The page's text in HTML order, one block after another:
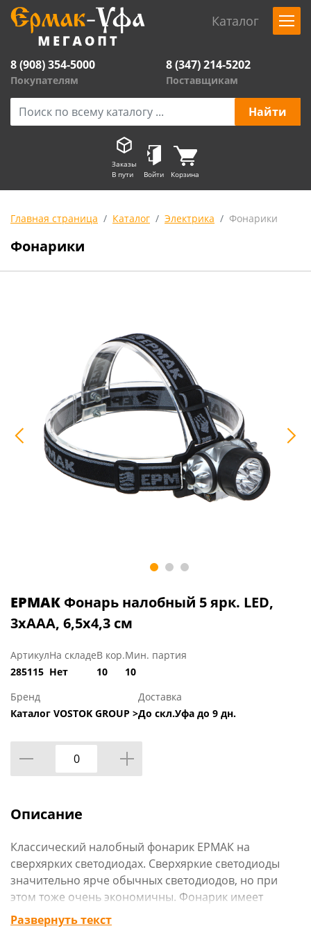
Каталог
8 (908) 354-5000
Покупателям
8 (347) 214-5202
Поставщикам
Заказы
В пути
Войти Корзина
Главная страница Каталог Электрика Фонарики
Фонарики
ЕРМАК Фонарь налобный 5 ярк. LED,
3xAAA, 6,5x4,3 см
Артикул
285115
На складе
Нет
В кор.
10
Мин. партия
10
Бренд
Каталог VOSTOK GROUP >
Доставка
До скл.Уфа до 9 дн.
Описание
Классический налобный фонарик ЕРМАК на
сверхярких светодиодах. Сверхяркие светодиоды
значительно ярче обычных светодиодов, но при
этом тоже очень экономичны. Фонарик имеет
легкий корпус из пластика, а удобная конструкция
Развернуть текст